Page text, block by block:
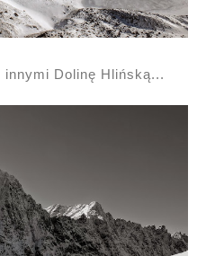
Dolinę Hlińską...